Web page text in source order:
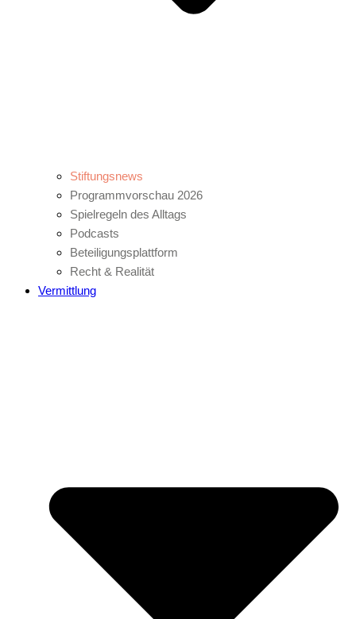
Stiftungsnews
Programmvorschau 2026
Spielregeln des Alltags
Podcasts
Beteiligungsplattform
Recht & Realität
Vermittlung